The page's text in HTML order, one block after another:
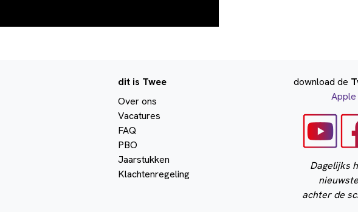
dit is Twee
Over ons
Vacatures
FAQ
PBO
Jaarstukken
Klachtenregeling
download de
Dagelijks
achter de